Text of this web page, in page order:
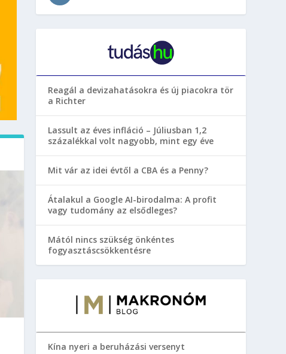
Reagál a devizahatásokra és új piacokra tör
a Richter
Lassult az éves infláció – Júliusban 1,2
százalékkal volt nagyobb, mint egy éve
Mit vár az idei évtől a CBA és a Penny?
Átalakul a Google AI-birodalma: A profit
vagy tudomány az elsődleges?
Mától nincs szükség önkéntes
fogyasztáscsökkentésre
Kína nyeri a beruházási versenyt